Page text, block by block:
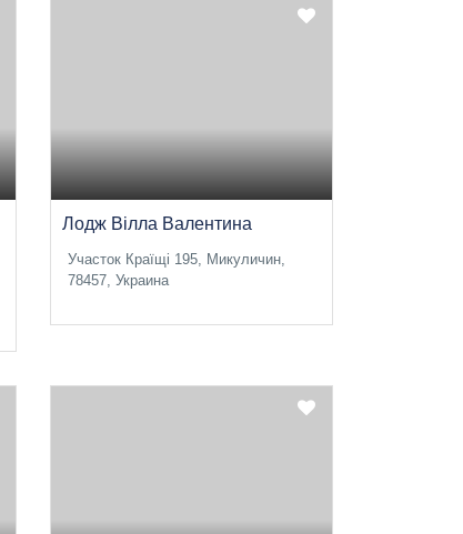
Лодж Вілла Валентина
Участок Країщі 195, Микуличин,
78457, Украина